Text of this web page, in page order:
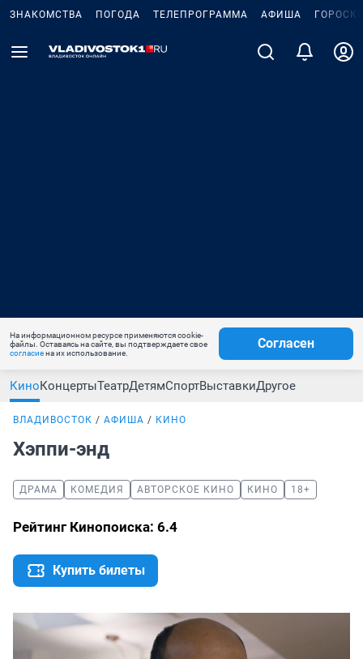
ЗНАКОМСТВА ПОГОДА ТЕЛЕПРОГРАММА АФИША
На информационном ресурсе применяются cookie-
файлы. Оставаясь на сайте, вы подтверждаете свое
согласиена их использование.
Согласен
КиноКонцертыТеатрДетямСпортВыставкиДругое
ВЛАДИВОСТОК АФИША КИНО
Хэппи-энд
ДРАМА КОМЕДИЯ АВТОРСКОЕ КИНО КИНО 18+
Рейтинг Кинопоиска: 6.4
Купить билеты